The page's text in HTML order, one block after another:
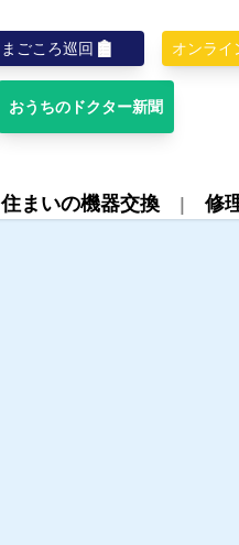
まごころ巡回 オンライ
おうちのドクター新聞
住まいの機器交換 修